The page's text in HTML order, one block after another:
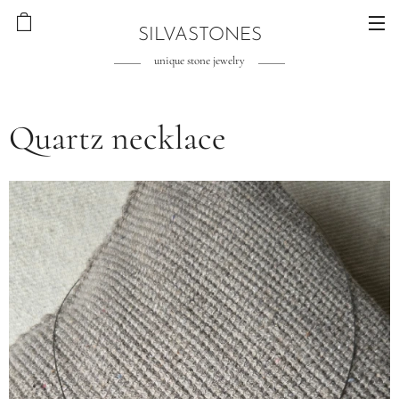
SILVASTONES
unique stone jewelry
Quartz necklace